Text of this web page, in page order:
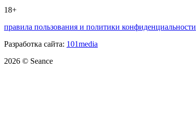
18+
правила пользования и политики конфиденциальности
Разработка сайта: 101media
2026 © Seance